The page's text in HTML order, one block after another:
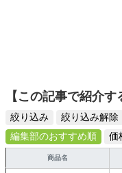
【この記事で紹介す
絞り込み
絞り込み解除
編集部のおすすめ順
価
商品名